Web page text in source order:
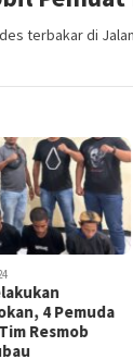
terbakar di
4 Pemuda
Resmob